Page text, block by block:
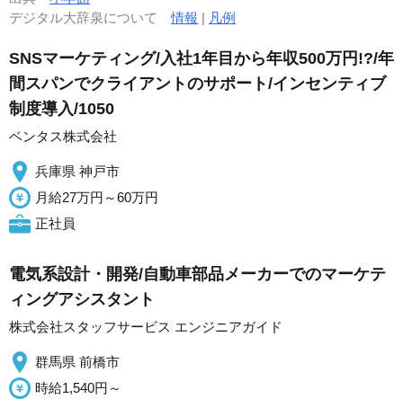
デジタル大辞泉について情報 | 凡例
SNSマーケティング/入社1年目から年収500万円!?/年
間スパンでクライアントのサポート/インセンティブ
制度導入/1050
ベンタス株式会社
兵庫県 神戸市
月給27万円～60万円
正社員
電気系設計・開発/自動車部品メーカーでのマーケテ
ィングアシスタント
株式会社スタッフサービス エンジニアガイド
群馬県 前橋市
時給1,540円～